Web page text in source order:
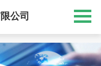
公司